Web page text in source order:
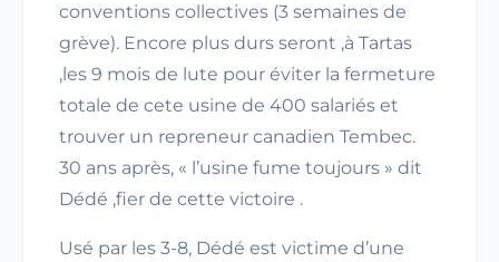
conventions collectives (3 semaines de
grève). Encore plus durs seront ,à Tartas
,les 9 mois de lute pour éviter la fermeture
totale de cete usine de 400 salariés et
trouver un repreneur canadien Tembec.
30 ans après, « l’usine fume toujours » dit
Dédé ,fier de cette victoire .
Usé par les 3-8, Dédé est victime d’une